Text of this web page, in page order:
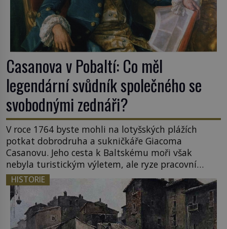
Casanova v Pobaltí: Co měl
legendární svůdník společného se
svobodnými zednáři?
V roce 1764 byste mohli na lotyšských plážích
potkat dobrodruha a sukničkáře Giacoma
Casanovu. Jeho cesta k Baltskému moři však
nebyla turistickým výletem, ale ryze pracovní
cestou se zištnými úmysly. Jaký cíl Casanova
sledoval, když se například procházel uličkami
lotyšské Rigy? Casanova v Pobaltí kontaktoval
tamní zednářské lóže. Nebyl v této oblasti žádným
nováčkem, protože do zednářské […]
HISTORIE